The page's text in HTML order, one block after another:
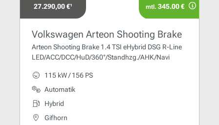
27.290,00 €¹ mtl. 345.00 €
Volkswagen Arteon Shooting Brake
Arteon Shooting Brake 1.4 TSI eHybrid DSG R-Line
LED/ACC/DCC/HuD/360°/Standhzg./AHK/Navi
115 kW / 156 PS
Automatik
Hybrid
Gifhorn